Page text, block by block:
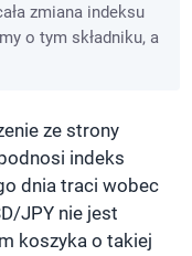
zmiana indeksu
o tym składniku, a
ze strony
indeks
dnia traci wobec
JPY nie jest
koszyka o takiej